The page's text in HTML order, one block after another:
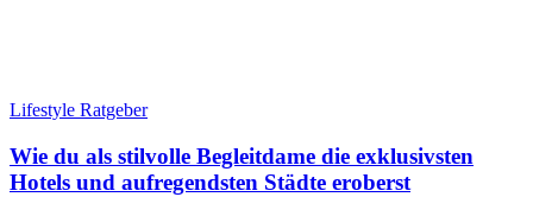
Lifestyle Ratgeber
Wie du als stilvolle Begleitdame die exklusivsten
Hotels und aufregendsten Städte eroberst